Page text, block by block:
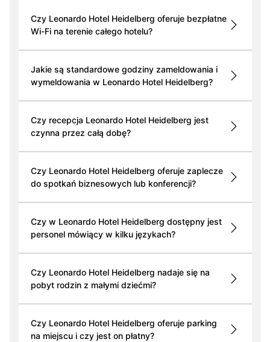
Czy Leonardo Hotel Heidelberg oferuje bezpłatne
Wi-Fi na terenie całego hotelu?
Jakie są standardowe godziny zameldowania i
wymeldowania w Leonardo Hotel Heidelberg?
Czy recepcja Leonardo Hotel Heidelberg jest
czynna przez całą dobę?
Czy Leonardo Hotel Heidelberg oferuje zaplecze
do spotkań biznesowych lub konferencji?
Czy w Leonardo Hotel Heidelberg dostępny jest
personel mówiący w kilku językach?
Czy Leonardo Hotel Heidelberg nadaje się na
pobyt rodzin z małymi dziećmi?
Czy Leonardo Hotel Heidelberg oferuje parking
na miejscu i czy jest on płatny?